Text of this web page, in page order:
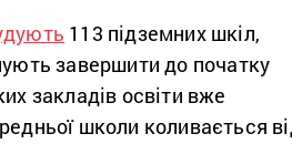
113 підземних шкіл,
завершити до початку
закладів освіти вже
школи коливається